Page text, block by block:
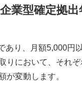
業型確定拠
あり、月額5,000円
りにおいて、それ
が変動します。